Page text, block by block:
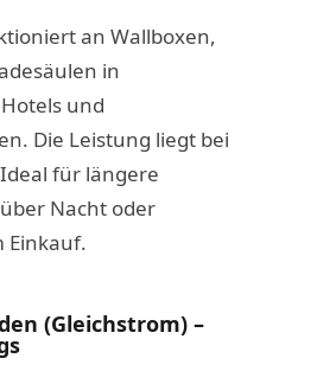
an Wallboxen,
in
und
Die Leistung liegt bei
für längere
Nacht oder
Einkauf.
(Gleichstrom) –